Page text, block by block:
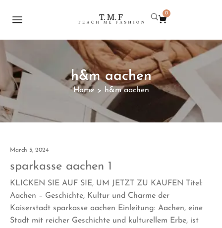
0
h&m aachen
Home > h&m aachen
March 5, 2024
sparkasse aachen 1
KLICKEN SIE AUF SIE, UM JETZT ZU KAUFEN Titel:
Aachen – Geschichte, Kultur und Charme der
Kaiserstadt sparkasse aachen Einleitung: Aachen, eine
Stadt mit reicher Geschichte und kulturellem Erbe, ist